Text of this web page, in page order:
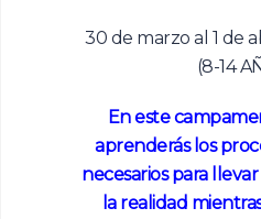
30 de marzo al 1 de
(8-14
En este
aprenderás los
necesarios para
la realidad